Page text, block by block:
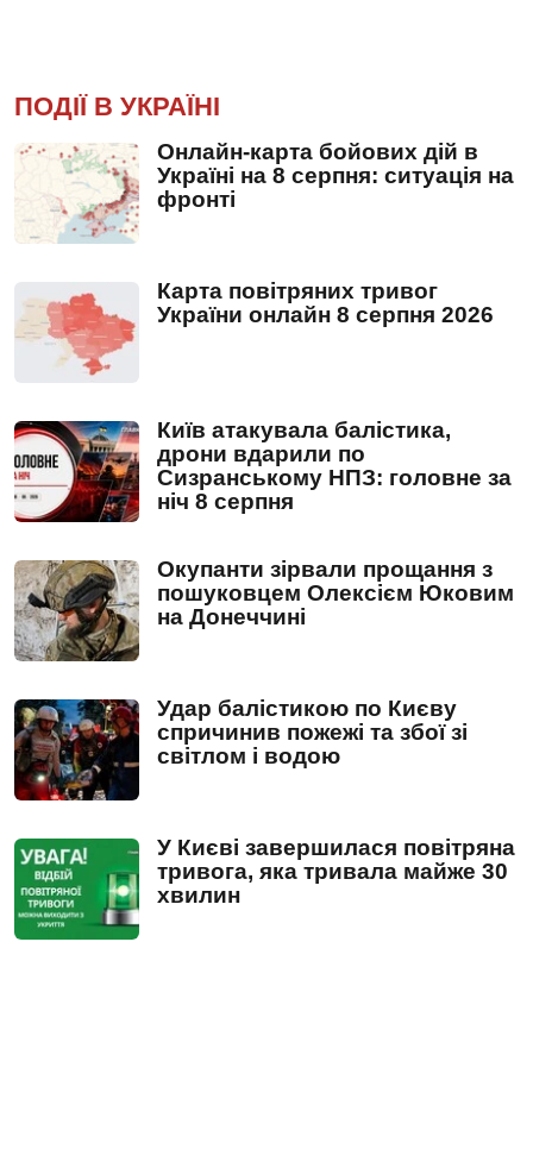
ПОДІЇ В УКРАЇНІ
Онлайн-карта бойових дій в
Україні на 8 серпня: ситуація на
фронті
Карта повітряних тривог
України онлайн 8 серпня 2026
Київ атакувала балістика,
дрони вдарили по
Сизранському НПЗ: головне за
ніч 8 серпня
Окупанти зірвали прощання з
пошуковцем Олексієм Юковим
на Донеччині
Удар балістикою по Києву
спричинив пожежі та збої зі
світлом і водою
У Києві завершилася повітряна
тривога, яка тривала майже 30
хвилин